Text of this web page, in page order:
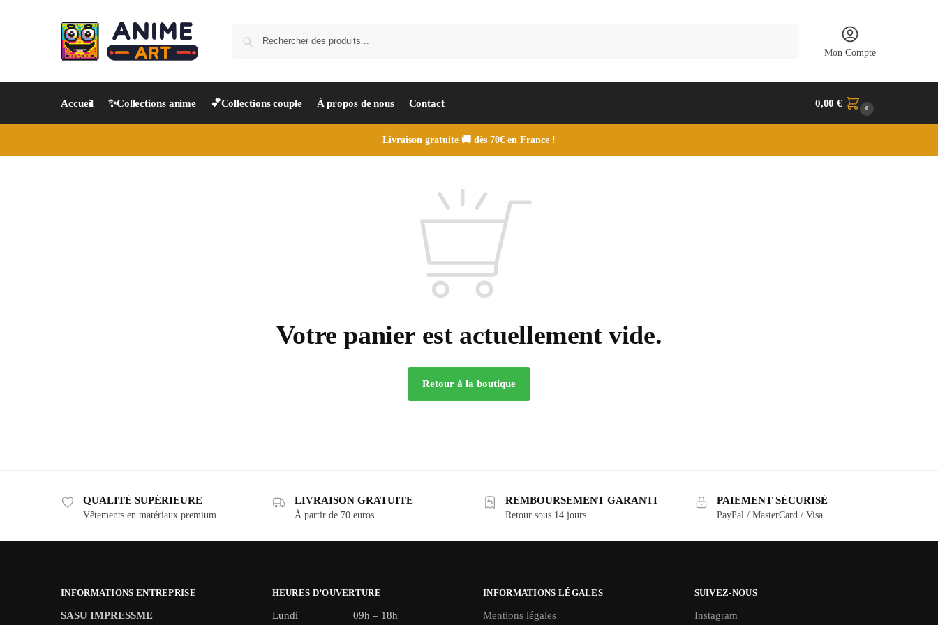
Mon Compte
Accueil ✨Collections anime 💕Collections couple À propos de nous Contact 0,00€ 0
Livraison gratuite 🚚 dès 70€ en France !
Votre panier est actuellement vide.
Retour à la boutique
QUALITÉ SUPÉRIEURE
Vêtements en matériaux premium
LIVRAISON GRATUITE
À partir de 70 euros
REMBOURSEMENT GARANTI
Retour sous 14 jours
PAIEMENT SÉCURISÉ
PayPal / MasterCard / Visa
INFORMATIONS ENTREPRISE
SASU IMPRESSME
HEURES D’OUVERTURE
Lundi 09h – 18h
INFORMATIONS LÉGALES
Mentions légales
SUIVEZ-NOUS
Instagram